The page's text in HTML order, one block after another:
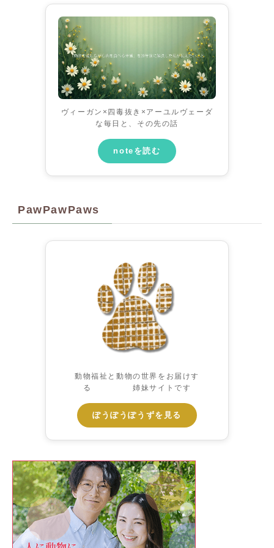
ヴィーガン×四毒抜き×アーユルヴェーダ
な毎日と、その先の話
noteを読む
PawPawPaws
動物福祉と動物の世界をお届けす
る 姉妹サイトです
ぽうぽうぽうずを見る